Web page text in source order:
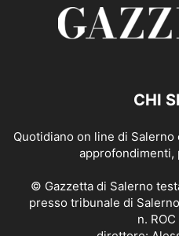
CHI
Quotidiano on line di
approfondimenti,
© Gazzetta di Salerno
presso tribunale di
n.